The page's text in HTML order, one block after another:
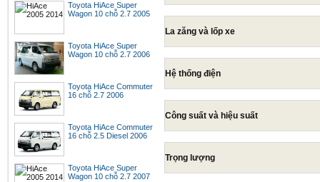
Toyota HiAce Super
Wagon 10 chỗ 2.7 2005
Toyota HiAce Super
Wagon 10 chỗ 2.7 2006
Toyota HiAce Commuter
16 chỗ 2.7 2006
Toyota HiAce Commuter
16 chỗ 2.5 Diesel 2006
Toyota HiAce Super
Wagon 10 chỗ 2.7 2007
La zăng và lốp xe
Hệ thống điện
Công suất và hiệu suất
Trọng lượng